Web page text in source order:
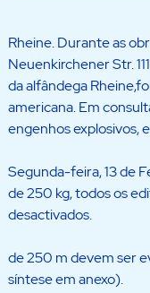
Rheine. Durante as
Neuenkirchener Str.
da alfândega
americana. Em
engenhos explosivos,
Segunda-feira, 13 de
de 250 kg, todos os
desactivados.
de 250 m devem ser
síntese em anexo).